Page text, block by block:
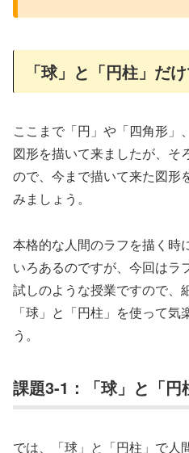
「球」と「円柱」だ
ここまで「円」や「四角形」
図形を描いて来ましたが、そ
ので、今まで描いて来た図形
みましょう。
本格的な人間のラフを描く時
いろあるのですが、今回はラ
試しのような授業ですので、
「球」と「円柱」を使って
う。
課題3-1：「球」と「円
では、「球」と「円柱」で人